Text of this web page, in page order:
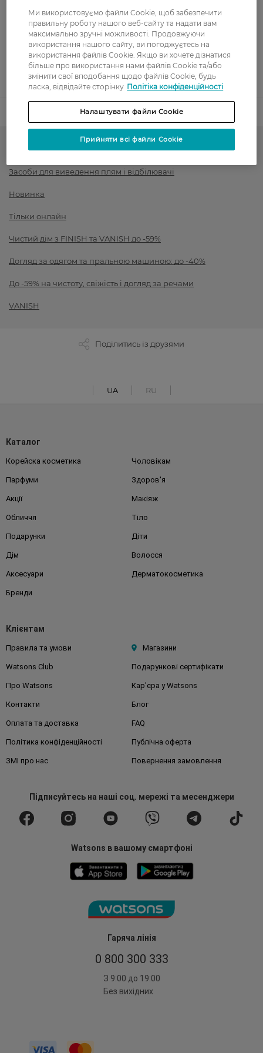
Оплата карткою
Післяоплата
Показати більше
Засоби для прання
Засоби для виведення плям і відбілювачі
Новинка
Тільки онлайн
Чистий дім з FINISH та VANISH до -59%
Догляд за одягом та пральною машиною: до -40%
До -59% на чистоту, свіжість і догляд за речами
VANISH
Поділитись із друзями
UA RU
Гаряча лінія
0 800 300 333
З 9:00 до 19:00
Без вихідних
Каталог
Корейска косметика Чоловікам
Парфуми Здоров'я
Акції Макіяж
Обличчя Тіло
Подарунки Діти
Дім Волосся
Аксесуари Дерматокосметика
Бренди
Клієнтам
Правила та умови Магазини
Watsons Club Подарункові сертифікати
Про Watsons Кар'єра у Watsons
Контакти Блог
Оплата та доставка FAQ
Політика конфіденційності Публічна оферта
ЗМІ про нас Повернення замовлення
Підписуйтесьна наші соц. мережі та месенджери
Watsons в вашому смартфоні
Ми використовуємо файли Cookie, щоб забезпечити
правильну роботу нашого веб-сайту та надати вам
максимально зручні можливості. Продовжуючи
використання нашого сайту, ви погоджуєтесь на
використання файлів Cookie. Якщо ви хочете дізнатися
більше про використання нами файлів Cookie та/або
змінити свої вподобання щодо файлів Cookie, будь
ласка, відвідайте сторінку Політіка конфіденційності
Налаштувати файли Cookie
Прийняти всі файли Cookie